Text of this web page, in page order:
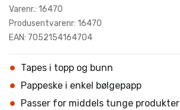
Varenr.: 16470
Produsentvarenr: 16470
EAN: 7052154164704
Tapes i topp og bunn
Pappeske i enkel bølgepapp
Passer for middels tunge produkter